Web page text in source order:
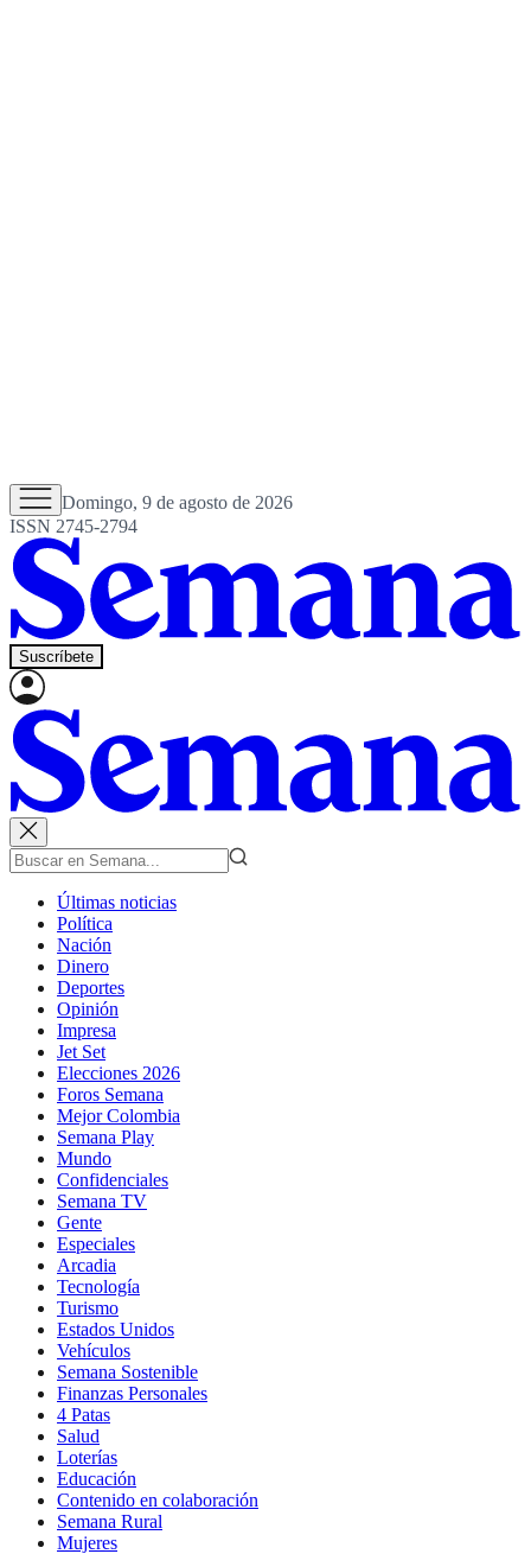
Domingo, 9 de agosto de 2026
ISSN 2745-2794
Suscríbete
Últimas noticias
Política
Nación
Dinero
Deportes
Opinión
Impresa
Jet Set
Elecciones 2026
Foros Semana
Mejor Colombia
Semana Play
Mundo
Confidenciales
Semana TV
Gente
Especiales
Arcadia
Tecnología
Turismo
Estados Unidos
Vehículos
Semana Sostenible
Finanzas Personales
4 Patas
Salud
Loterías
Educación
Contenido en colaboración
Semana Rural
Mujeres